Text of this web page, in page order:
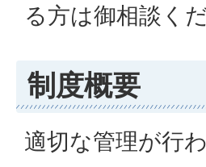
る方は御相談くだ
制度概要
適切な管理が行